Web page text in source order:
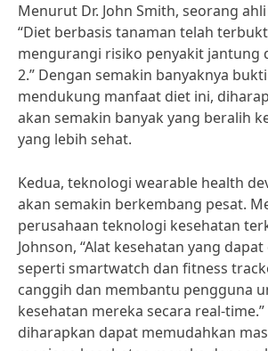
Menurut Dr. John Smith, seorang
“Diet berbasis tanaman telah
mengurangi risiko penyakit jantung
2.” Dengan semakin banyaknya
mendukung manfaat diet ini,
akan semakin banyak yang beralih
yang lebih sehat.
Kedua, teknologi wearable health
akan semakin berkembang pesat.
perusahaan teknologi kesehatan
Johnson, “Alat kesehatan yang
seperti smartwatch dan fitness
canggih dan membantu pengguna
kesehatan mereka secara real-time.”
diharapkan dapat memudahkan